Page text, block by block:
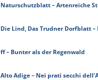
Naturschutzblatt – Artenreiche
Die Lind, Das Trudner Dorfblatt
ff – Bunter als der Regenwald
Alto Adige – Nei prati secchi